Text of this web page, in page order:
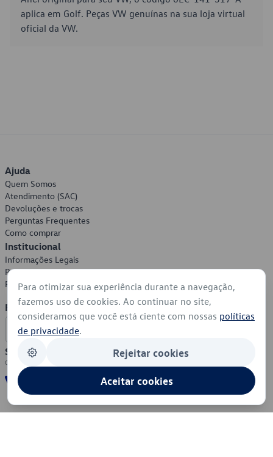
aplica em Golf. Peças VW genuínas na sua loja virtual
oficial da VW.
Ajuda
Quem Somos
Atendimento (SAC)
Devoluções e trocas
Perguntas Frequentes
Como comprar
Institucional
Informações Legais
Política de Privacidade
Política de Cookies
Formas de Pagamento
Segurança
Para otimizar sua experiência durante a navegação,
fazemos uso de cookies. Ao continuar no site,
consideramos que você está ciente com nossas políticas
de privacidade.
Rejeitar cookies
Aceitar cookies